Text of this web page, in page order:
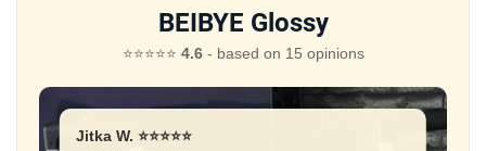
BEIBYE Glossy
⭐⭐⭐⭐⭐ 4.6- based on 15 opinions
Jitka W. ⭐⭐⭐⭐⭐